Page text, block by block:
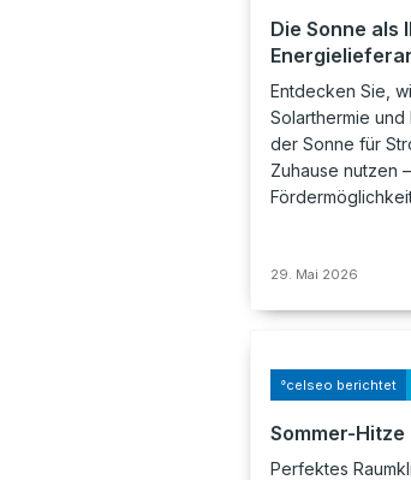
Die Sonne als
Entdecken Sie,
Solarthermie
der Sonne für
Zuhause nutzen
29. Mai 2026
°celseo berichtet
Sommer-
Perfektes